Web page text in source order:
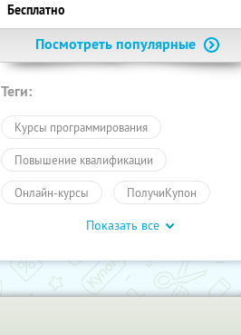
Бесплатно
Посмотреть популярные
Теги:
Курсы программирования
Повышение квалификации
Онлайн-курсы ПолучиКупон
Другое
Показать все